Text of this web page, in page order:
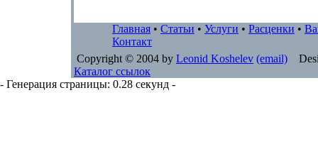
Главная • Статьи • Услуги • Расценки •
Контакт
Copyright © 2004 by Leonid Koshelev (email)
Каталог ссылок
- Генерация страницы: 0.28 секунд -